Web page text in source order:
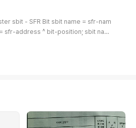
운터를 설정하냐는 것이 문제였다. (물론 알
었지만 ㄱ-) prescaler를 설정해서 1clock
원하는 횟수를 돌고(원..
sbit - SFR Bit sbit name = sfr-nam
sfr-address ^ bit-position; sbit name
좋을 듯 하다. #define P0 0x80 // port 0